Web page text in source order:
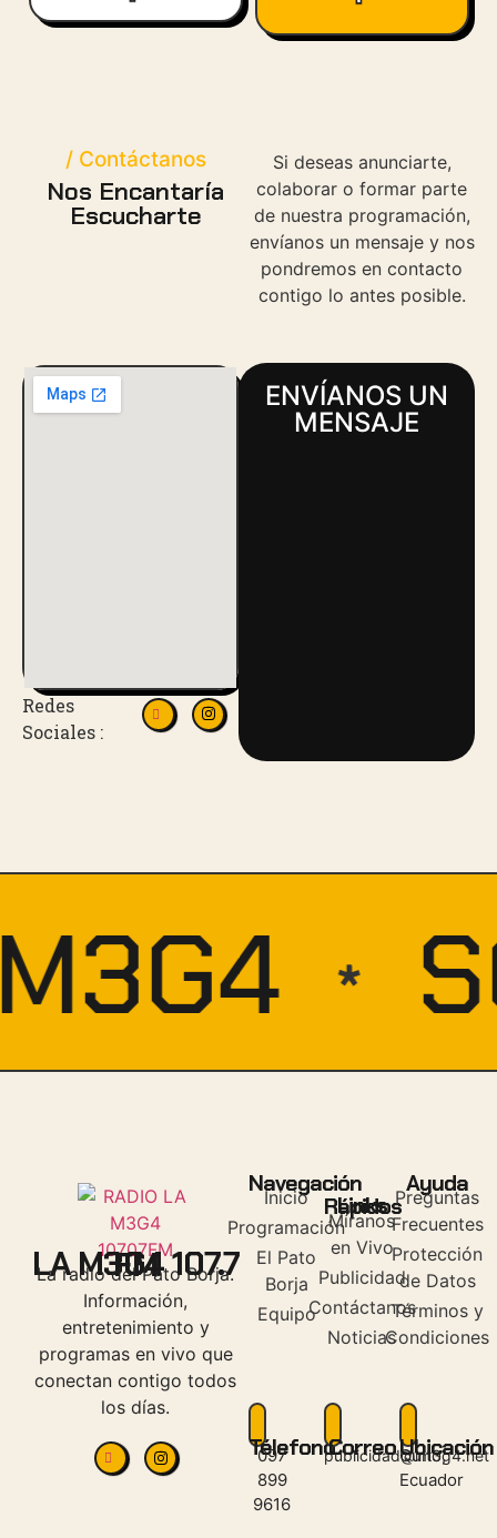
/ Contáctanos
Nos Encantaría
Escucharte
Si deseas anunciarte,
colaborar o formar parte
de nuestra programación,
envíanos un mensaje y nos
pondremos en contacto
contigo lo antes posible.
Redes
Sociales :
ENVÍANOS UN
MENSAJE
LA M3G4 107.7 FM
La radio del Pato Borja.
Información,
entretenimiento y
programas en vivo que
conectan contigo todos
los días.
Navegación
Inicio
Programación
El Pato
Borja
Equipo
Links Rápidos
Míranos
en Vivo
Publicidad
Contáctanos
Noticias
Ayuda
Preguntas
Frecuentes
Protección
de Datos
Términos y
Condiciones
Télefono
097
899
9616
Correo
publicidad@lm3g4.net
Ubicación
Quito,
Ecuador